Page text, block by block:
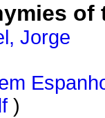
of
Jorge
)